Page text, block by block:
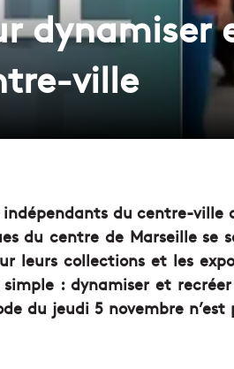
dynamiser
ville
du centre-ville
du centre de Marseille se
leurs collections et les
: dynamiser et
du jeudi 5 novembre n’est